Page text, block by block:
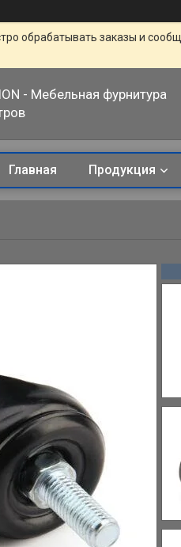
обрабатывать заказы и
- Мебельная фурнитура
Главная Продукция